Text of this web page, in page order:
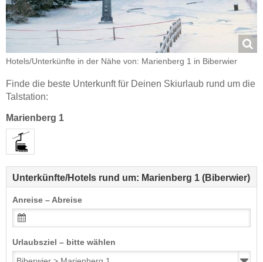
Hotels/Unterkünfte in der Nähe von: Marienberg 1 in Biberwier
Finde die beste Unterkunft für Deinen Skiurlaub rund um die
Talstation:
Marienberg 1
Unterkünfte/Hotels rund um: Marienberg 1 (Biberwier)
Anreise – Abreise
Urlaubsziel – bitte wählen